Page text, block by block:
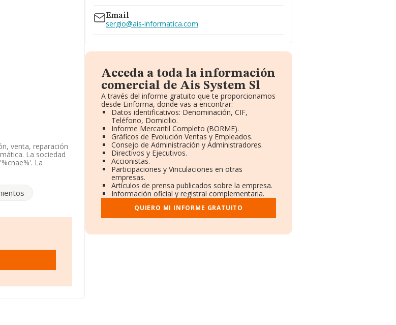
venta, reparación
La sociedad
La
en el
facturación entre
relativa al
Email
sergio@ais-informatica.com
Acceda a toda la información
comercial de Ais System Sl
A través del informe gratuito que te proporcionamos
desde Einforma, donde vas a encontrar:
Datos identificativos: Denominación, CIF,
Teléfono, Domicilio.
Informe Mercantil Completo (BORME).
Gráficos de Evolución Ventas y Empleados.
Consejo de Administración y Administradores.
Directivos y Ejecutivos.
Accionistas.
Participaciones y Vinculaciones en otras
empresas.
Artículos de prensa publicados sobre la empresa.
Información oficial y registral complementaria.
QUIERO MI INFORME GRATUITO